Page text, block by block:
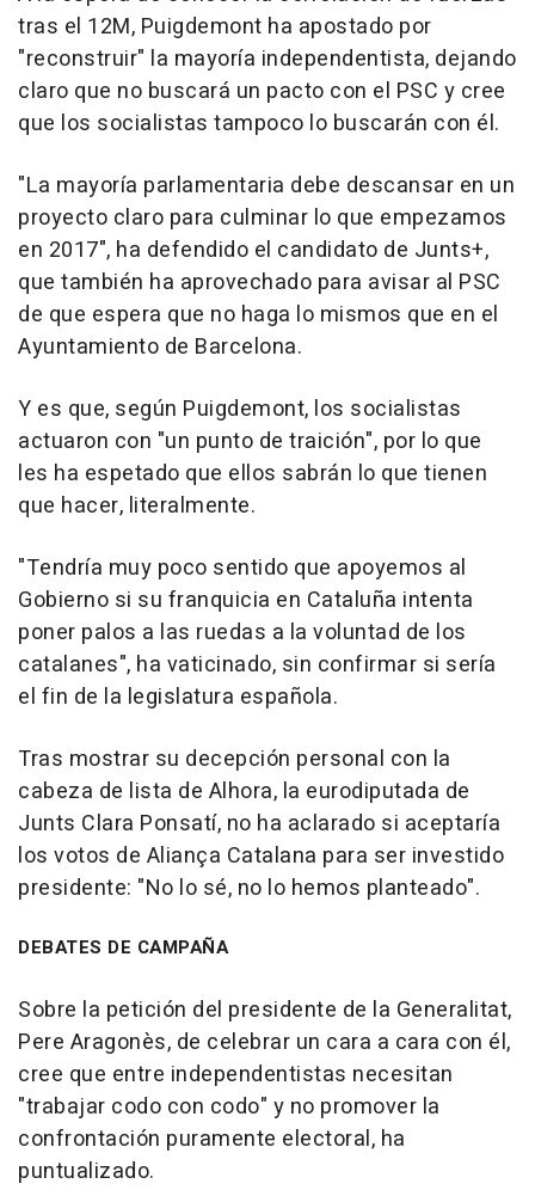
tras el 12M, Puigdemont ha apostado por
"reconstruir" la mayoría independentista, dejando
claro que no buscará un pacto con el PSC y cree
que los socialistas tampoco lo buscarán con él.
"La mayoría parlamentaria debe descansar en un
proyecto claro para culminar lo que empezamos
en 2017", ha defendido el candidato de Junts+,
que también ha aprovechado para avisar al PSC
de que espera que no haga lo mismos que en el
Ayuntamiento de Barcelona.
Y es que, según Puigdemont, los socialistas
actuaron con "un punto de traición", por lo que
les ha espetado que ellos sabrán lo que tienen
que hacer, literalmente.
"Tendría muy poco sentido que apoyemos al
Gobierno si su franquicia en Cataluña intenta
poner palos a las ruedas a la voluntad de los
catalanes", ha vaticinado, sin confirmar si sería
el fin de la legislatura española.
Tras mostrar su decepción personal con la
cabeza de lista de Alhora, la eurodiputada de
Junts Clara Ponsatí, no ha aclarado si aceptaría
los votos de Aliança Catalana para ser investido
presidente: "No lo sé, no lo hemos planteado".
DEBATES DE CAMPAÑA
Sobre la petición del presidente de la Generalitat,
Pere Aragonès, de celebrar un cara a cara con él,
cree que entre independentistas necesitan
"trabajar codo con codo" y no promover la
confrontación puramente electoral, ha
puntualizado.